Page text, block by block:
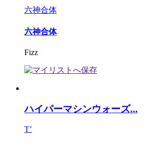
六神合体
六神合体
Fizz
ハイパーマシンウォーズ...
T’